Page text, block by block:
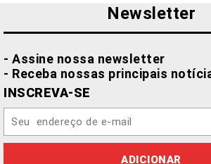
Newsletter
- Assine nossa newsletter
- Receba nossas principais
INSCREVA-SE
ADICIONAR